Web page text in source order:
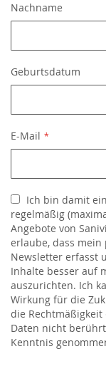
Nachname
Geburtsdatum
E-Mail
Ich bin damit
regelmäßig
Angebote von
erlaube, dass
Newsletter erfasst
Inhalte besser auf
auszurichten. Ich
Wirkung für die
die
Daten nicht
Kenntnis